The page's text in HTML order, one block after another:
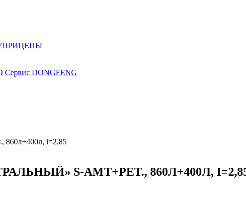
Сервис DONGFENG
S-AMT+РЕТ., 860Л+400Л,